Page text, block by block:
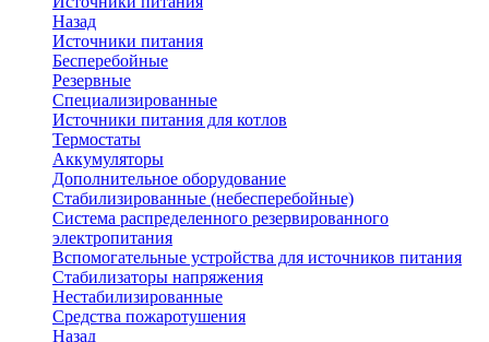
Назад
Источники питания
Бесперебойные
Резервные
Специализированные
Источники питания для котлов
Термостаты
Аккумуляторы
Дополнительное оборудование
Стабилизированные (небесперебойные)
Система распределенного резервированного
электропитания
Вспомогательные устройства для источников питания
Стабилизаторы напряжения
Нестабилизированные
Средства пожаротушения
Назад